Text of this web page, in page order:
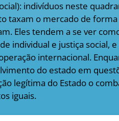
indivíduos neste
taxam o mercado de
Eles tendem a se ver
individual e justiça social, e
internacional.
do estado em
legítima do Estado o
iguais.